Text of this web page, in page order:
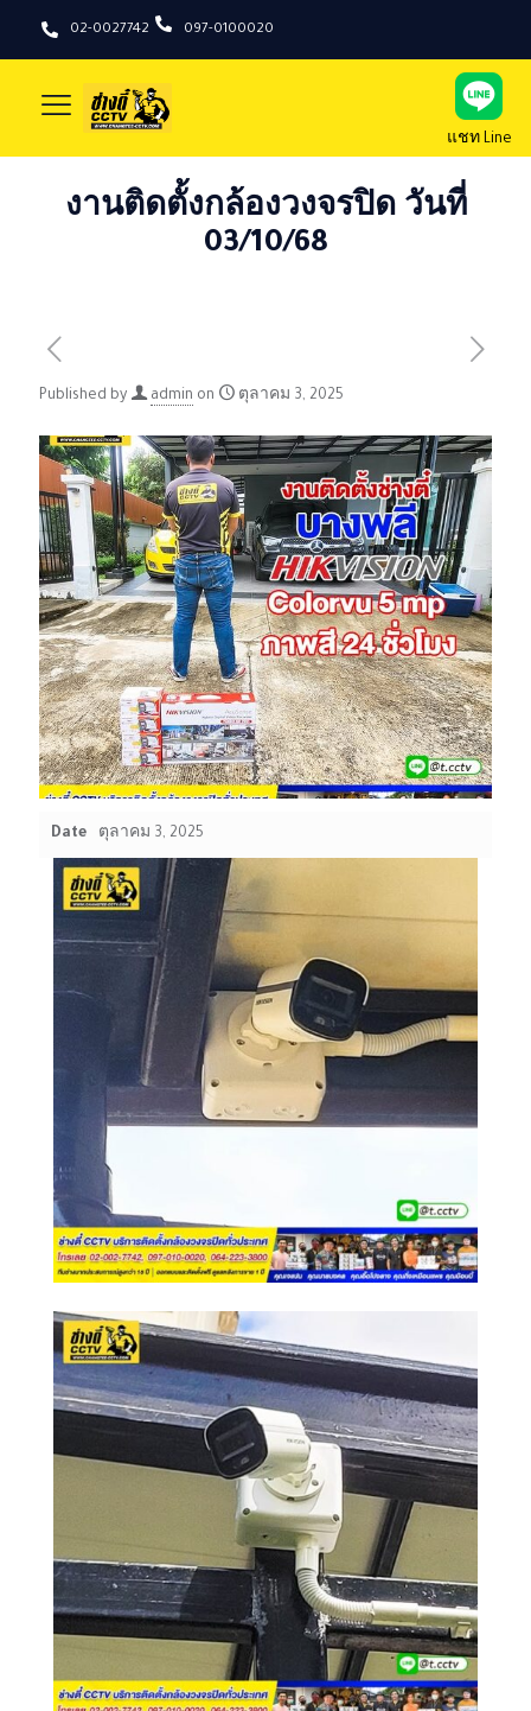
02-0027742 097-0100020
แชท Line
งานติดตั้งกล้องวงจรปิด วันที่
03/10/68
Published by admin on ตุลาคม 3, 2025
Date ตุลาคม 3, 2025